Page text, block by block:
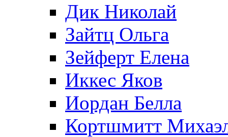
Дик Николай
Зайтц Ольга
Зейферт Елена
Иккес Яков
Иордан Белла
Кортшмитт